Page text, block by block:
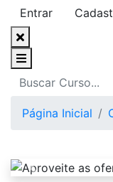
Entrar
Página Inicial